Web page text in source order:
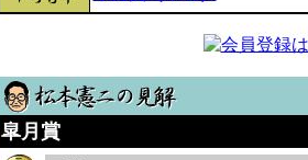
皐月賞